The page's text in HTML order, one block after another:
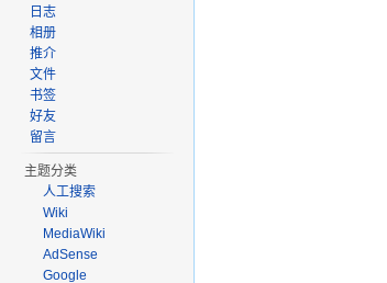
日志
相册
推介
文件
书签
好友
留言
主题分类
人工搜索
Wiki
MediaWiki
AdSense
Google